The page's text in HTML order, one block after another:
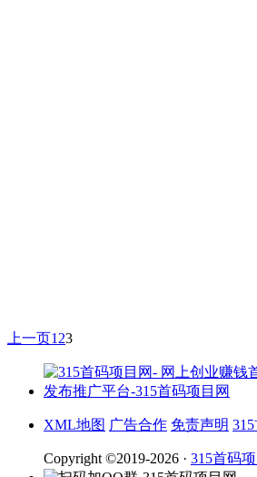
上一页123
XML地图 广告合作 免责声明
Copyright ©2019-2026 · 315首码